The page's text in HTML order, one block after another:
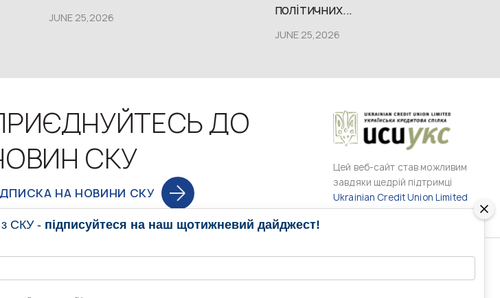
JUNE 25,2026
політичних...
JUNE 25,2026
ДО
СКУ
НА НОВИНИ СКУ
Цей веб-сайт став можливим
завдяки щедрій підтримці
Ukrainian Credit Union Limited
НОВИНИ ПРОГРАМИ МЕДІА КОНТАКТИ
з СКУ - підписуйтеся на наш щотижневий дайджест!